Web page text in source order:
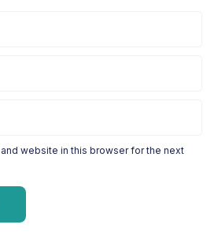
website in this browser for the next